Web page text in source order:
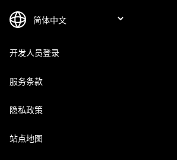
开发人员登录
服务条款
隐私政策
站点地图